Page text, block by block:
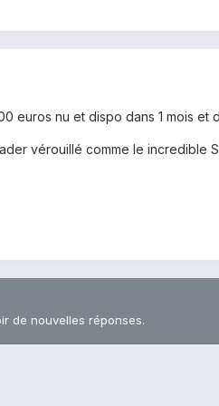
euros nu et dispo dans 1 mois et
vérouillé comme le incredible
de nouvelles réponses.